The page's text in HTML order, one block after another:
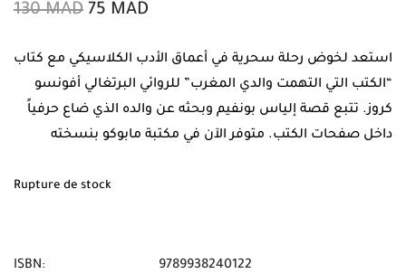
130MAD 75 MAD
استعد لخوض رحلة سحرية في أعماق الأدب الكلاسيكي مع كتاب
“الكتب التي التهمت والدي المغرب” للروائي البرتغالي أفونسو
كروز. تتبع قصة إلياس بونفيم وبحثه عن والده الذي ضاع حرفياً
داخل صفحات الكتب. متوفر الآن في مكتبة مابوكو بنسخته
Rupture de stock
ISBN: 9789938240122